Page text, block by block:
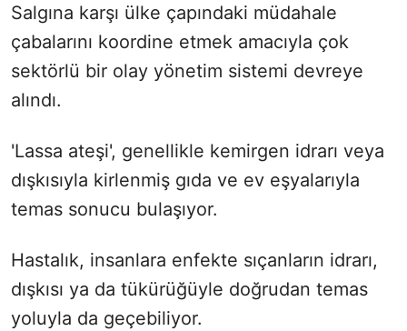
Salgına karşı ülke çapındaki müdahale
çabalarını koordine etmek amacıyla çok
sektörlü bir olay yönetim sistemi devreye
alındı.
'Lassa ateşi', genellikle kemirgen idrarı veya
dışkısıyla kirlenmiş gıda ve ev eşyalarıyla
temas sonucu bulaşıyor.
Hastalık, insanlara enfekte sıçanların idrarı,
dışkısı ya da tükürüğüyle doğrudan temas
yoluyla da geçebiliyor.